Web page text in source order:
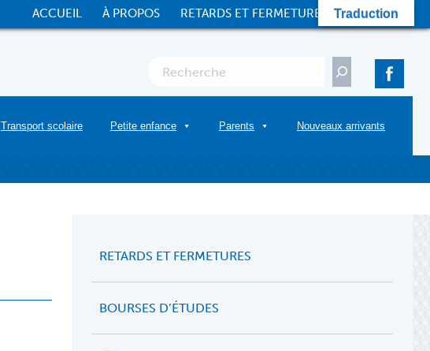
ACCUEIL À PROPOS RETARDS ET FERMETURES CONTACT
Transport scolaire Petite enfance Parents Nouveaux arrivants
RETARDS ET FERMETURES
BOURSES D’ÉTUDES
Traduction